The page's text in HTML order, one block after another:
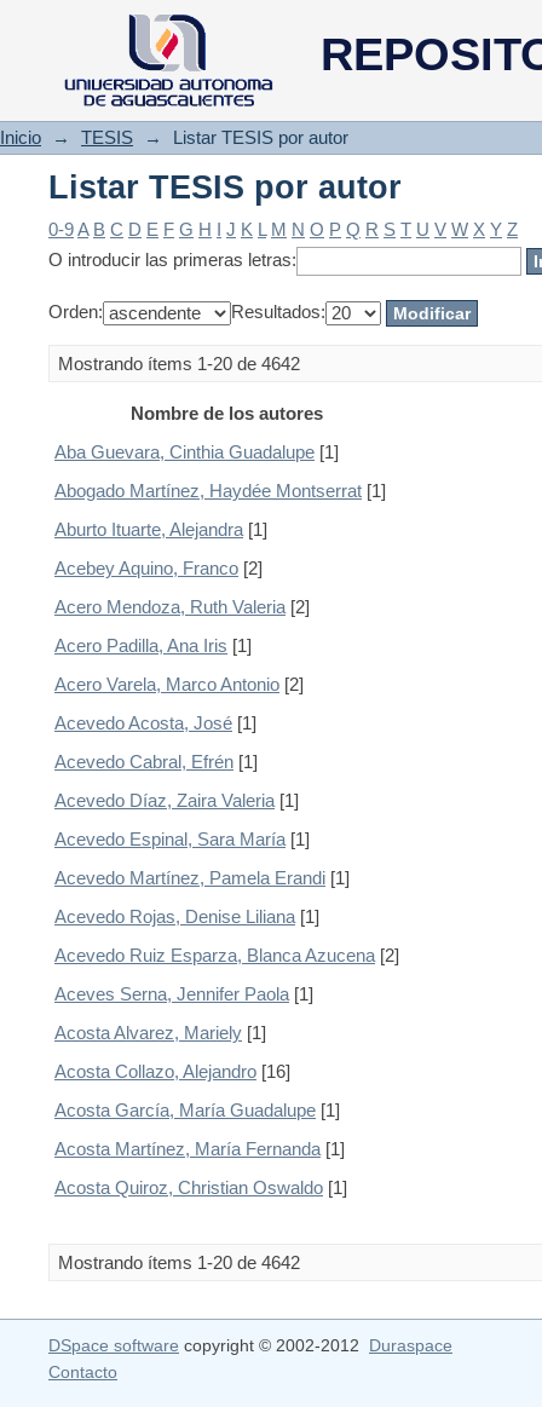
Listar TESIS por autor
Inicio → TESIS → Listar TESIS por autor
Listar TESIS por autor
0-9A B C D E F G H I J K L M N O P Q R S T U V W X Y Z
O introducir las primeras letras:
Orden: Resultados:
Mostrando ítems 1-20 de 4642
Nombre de los autores
Aba Guevara, Cinthia Guadalupe [1]
Abogado Martínez, Haydée Montserrat [1]
Aburto Ituarte, Alejandra [1]
Acebey Aquino, Franco [2]
Acero Mendoza, Ruth Valeria [2]
Acero Padilla, Ana Iris [1]
Acero Varela, Marco Antonio [2]
Acevedo Acosta, José [1]
Acevedo Cabral, Efrén [1]
Acevedo Díaz, Zaira Valeria [1]
Acevedo Espinal, Sara María [1]
Acevedo Martínez, Pamela Erandi [1]
Acevedo Rojas, Denise Liliana [1]
Acevedo Ruiz Esparza, Blanca Azucena [2]
Aceves Serna, Jennifer Paola [1]
Acosta Alvarez, Mariely [1]
Acosta Collazo, Alejandro [16]
Acosta García, María Guadalupe [1]
Acosta Martínez, María Fernanda [1]
Acosta Quiroz, Christian Oswaldo [1]
Mostrando ítems 1-20 de 4642
DSpace software copyright © 2002-2012 Duraspace
Contacto